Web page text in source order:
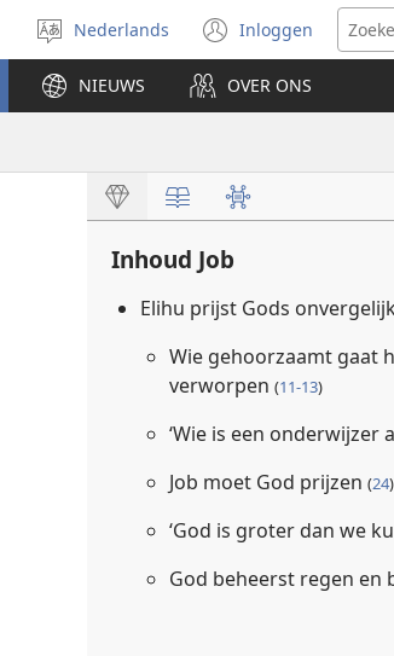
Taal
selecteren
Nederlands Inloggen
(opent
nieuw
venster)
NIEUWS OVER ONS
Inhoud Job
Elihu prijst Gods
Wie gehoorzaamt gaat
verworpen (11-13)
‘Wie is een onderwijzer
Job moet God prijzen (24)
‘God is groter dan we
God beheerst regen en